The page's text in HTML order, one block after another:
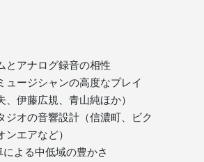
とアナログ録音の相性
ュージシャンの高度なプレイ
、伊藤広規、青山純ほか）
ジオの音響設計（信濃町、ビク
ンエアなど）
による中低域の豊かさ